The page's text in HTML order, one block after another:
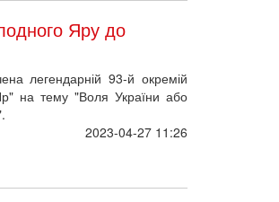
Яру до
легендарній 93-й окремій
на тему "Воля України або
2023-04-27 11:26